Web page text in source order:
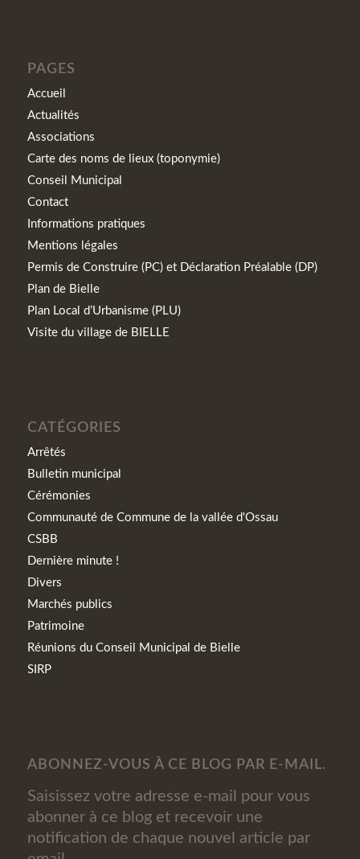
PAGES
Accueil
Actualités
Associations
Carte des noms de lieux (toponymie)
Conseil Municipal
Contact
Informations pratiques
Mentions légales
Permis de Construire (PC) et Déclaration Préalable (DP)
Plan de Bielle
Plan Local d’Urbanisme (PLU)
Visite du village de BIELLE
CATÉGORIES
Arrêtés
Bulletin municipal
Cérémonies
Communauté de Commune de la vallée d'Ossau
CSBB
Dernière minute !
Divers
Marchés publics
Patrimoine
Réunions du Conseil Municipal de Bielle
SIRP
ABONNEZ-VOUS À CE BLOG PAR E-MAIL.
Saisissez votre adresse e-mail pour vous
abonner à ce blog et recevoir une
notification de chaque nouvel article par